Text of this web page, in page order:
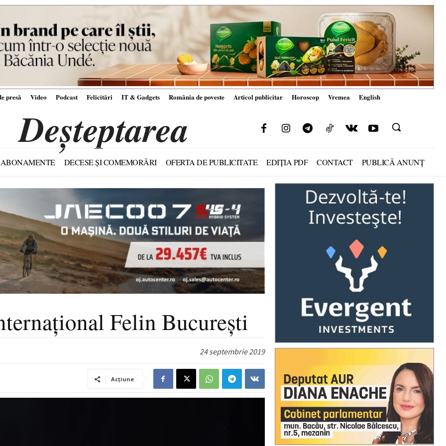
presă Video Podcast Felicitări IT & Gadgets România de poveste Articol publicitar Horoscop Vremea English
Deșteptarea
ABONAMENTE DECESE ȘI COMEMORĂRI OFERTA DE PUBLICITATE EDIȚIA PDF CONTACT PUBLICĂ ANUNȚ
Felin București
24 septembrie 2019
Acțiune